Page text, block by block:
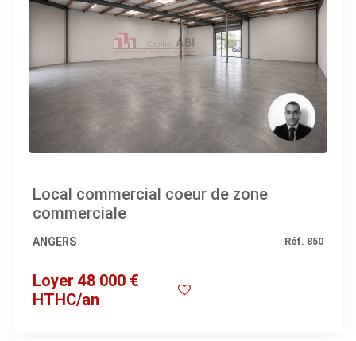
Local commercial coeur de zone
commerciale
ANGERS Réf. 850
Loyer 48 000 €
HTHC/an